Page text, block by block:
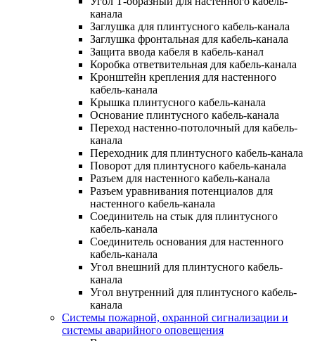
канала
Заглушка для плинтусного кабель-канала
Заглушка фронтальная для кабель-канала
Защита ввода кабеля в кабель-канал
Коробка ответвительная для кабель-канала
Кронштейн крепления для настенного
кабель-канала
Крышка плинтусного кабель-канала
Основание плинтусного кабель-канала
Переход настенно-потолочный для кабель-
канала
Переходник для плинтусного кабель-канала
Поворот для плинтусного кабель-канала
Разъем для настенного кабель-канала
Разъем уравнивания потенциалов для
настенного кабель-канала
Соединитель на стык для плинтусного
кабель-канала
Соединитель основания для настенного
кабель-канала
Угол внешний для плинтусного кабель-
канала
Угол внутренний для плинтусного кабель-
канала
Системы пожарной, охранной сигнализации и
системы аварийного оповещения